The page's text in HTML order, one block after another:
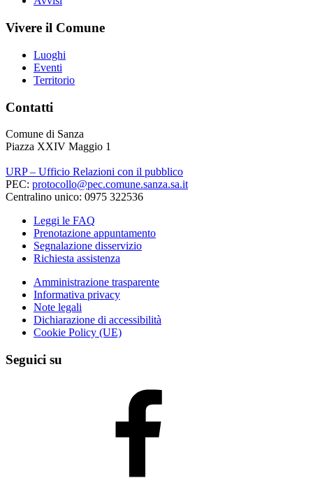
Vivere il Comune
Luoghi
Eventi
Territorio
Contatti
Comune di Sanza
Piazza XXIV Maggio 1
URP – Ufficio Relazioni con il pubblico
PEC: protocollo@pec.comune.sanza.sa.it
Centralino unico: 0975 322536
Leggi le FAQ
Prenotazione appuntamento
Segnalazione disservizio
Richiesta assistenza
Amministrazione trasparente
Informativa privacy
Note legali
Dichiarazione di accessibilità
Cookie Policy (UE)
Seguici su